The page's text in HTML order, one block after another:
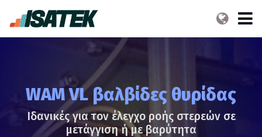
WAM VL βαλβίδες θυρίδας
Ιδανικές για τον έλεγχο ροής στερεών σε
μετάγγιση ή με βαρύτητα